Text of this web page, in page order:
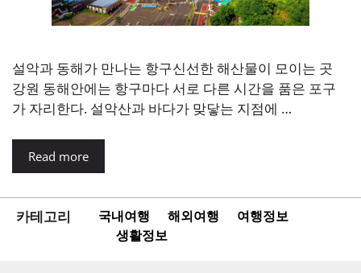
설악과 동해가 만나는 항구신선한 해산물이 모이는 곳
강원 동해안에는 항구마다 서로 다른 시간을 품은 포구
가 자리한다. 설악산과 바다가 맞닿는 지점에 …
Read more
카테고리 국내여행 해외여행
여행정보
생활정보